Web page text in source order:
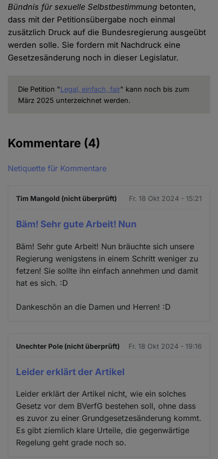
Bündnis für sexuelle Selbstbestimmung betonten,
dass mit der Petitionsübergabe noch einmal
zusätzlich Druck auf die Bundesregierung ausgeübt
werden solle. Sie fordern mit Nachdruck eine
Gesetzesänderung noch in dieser Legislatur.
Die Petition "Legal, einfach, fair" kann noch bis zum
März 2025 unterzeichnet werden.
Kommentare (4)
Netiquette für Kommentare
Tim Mangold (nicht überprüft) Fr. 18 Okt 2024 - 15:21
Bäm! Sehr gute Arbeit! Nun
Bäm! Sehr gute Arbeit! Nun bräuchte sich unsere
Regierung wenigstens in einem Schritt weniger zu
fetzen! Sie sollte ihn einfach annehmen und damit
hat es sich. :D
Dankeschön an die Damen und Herren! :D
Unechter Pole (nicht überprüft) Fr. 18 Okt 2024 - 19:16
Leider erklärt der Artikel
Leider erklärt der Artikel nicht, wie ein solches
Gesetz vor dem BVerfG bestehen soll, ohne dass
es zuvor zu einer Grundgesetzesänderung kommt.
Es gibt ziemlich klare Urteile, die gegenwärtige
Regelung geht grade noch so.
Cookies